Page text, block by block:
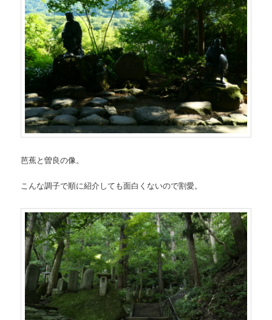
芭蕉と曽良の像。
こんな調子で順に紹介しても面白くないので割愛。